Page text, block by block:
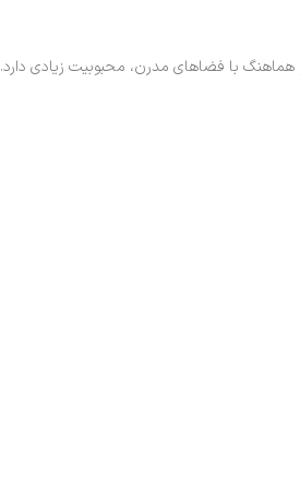
هماهنگ با فضاهای مدرن، محبوبیت زیادی دارد.